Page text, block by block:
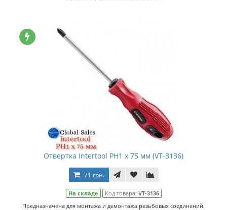
Отвертка Intertool PH1 х 75 мм (VT-3136)
71 грн.
На складе Код товара: VT-3136
Предназначена для монтажа и демонтажа резьбовых соединений.